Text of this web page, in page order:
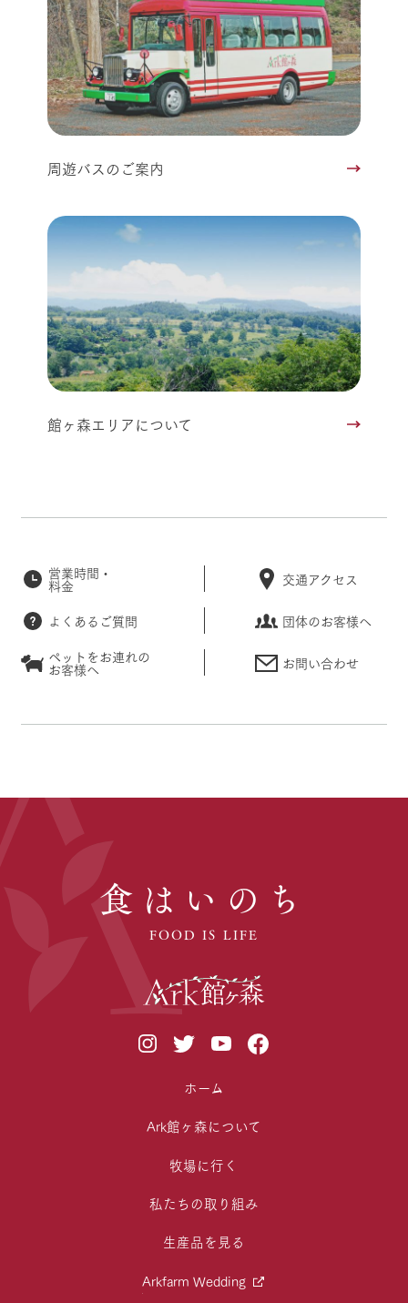
周遊バスのご案内
館ヶ森エリアについて
営業時間・
料金 交通アクセス
よくあるご質問
団体のお客様へ
ペットをお連れの
お客様へ お問い合わせ
食はいのち
FOOD IS LIFE
ホーム
Ark館ヶ森について
牧場に行く
私たちの取り組み
生産品を見る
Arkfarm Wedding